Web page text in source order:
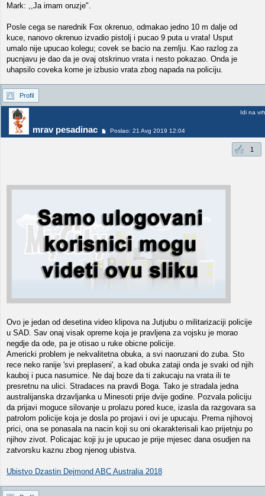
Mark: ,,Ja imam oruzje".
Posle cega se narednik Fox okrenuo, odmakao jedno 10 m dalje od
kuce, nanovo okrenuo izvadio pistolj i pucao 9 puta u vrata! Usput
umalo nije upucao kolegu; covek se bacio na zemlju. Kao razlog za
pucnjavu je dao da je ovaj otskrinuo vrata i nesto pokazao. Onda je
uhapsilo coveka kome je izbusio vrata zbog napada na policiju.
Profil
mrav pesadinac Poslao: 21 Avg 2019 12:04
Idi na vrh
1
Ovo je jedan od desetina video klipova na Jutjubu o militarizaciji policije
u SAD. Sav onaj visak opreme koja je pravljena za vojsku je morao
negdje da ode, pa je otisao u ruke obicne policije.
Americki problem je nekvalitetna obuka, a svi naoruzani do zuba. Sto
rece neko ranije 'svi preplaseni', a kad obuka zataji onda je svaki od njih
kauboj i puca nasumice. Ne daj boze da ti zakucaju na vrata ili te
presretnu na ulici. Stradaces na pravdi Boga. Tako je stradala jedna
australijanska drzavljanka u Minesoti prije dvije godine. Pozvala policiju
da prijavi moguce silovanje u prolazu pored kuce, izasla da razgovara sa
patrolom policije koja je dosla po projavi i ovi je upucaju. Prema njihovoj
prici, ona se ponasala na nacin koji su oni okarakterisali kao prijetnju po
njihov zivot. Policajac koji ju je upucao je prije mjesec dana osudjen na
zatvorsku kaznu zbog njenog ubistva.
Ubistvo Dzastin Dejmond ABC Australia 2018